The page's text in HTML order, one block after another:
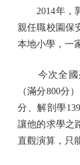
2014年，郭
親任職校園保
本地小學，一
今次全國殘
（滿分800分
分、解剖學
讓他的求學之
直觀演算，只